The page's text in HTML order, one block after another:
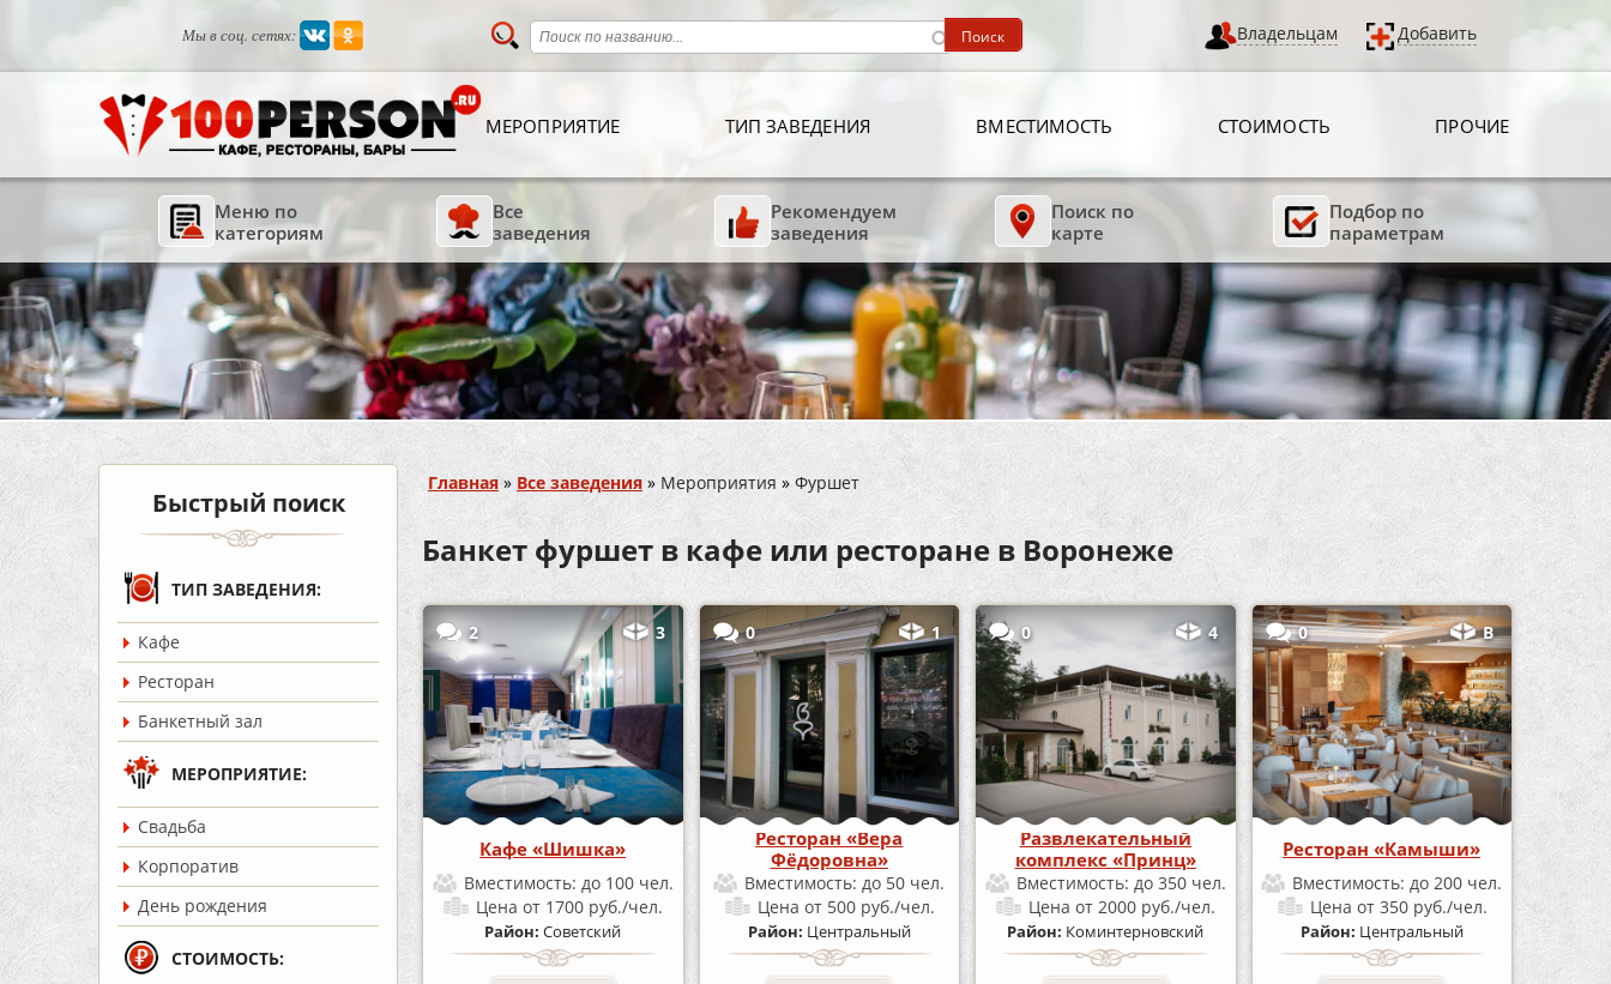
Мы в соц. сетях: Владельцам Добавить
МЕРОПРИЯТИЕ ТИП ЗАВЕДЕНИЯ ВМЕСТИМОСТЬ СТОИМОСТЬ ПРОЧИЕ
Меню по
категориям
Все
заведения
Рекомендуем
заведения
Поиск по
карте
Подбор по
параметрам
Быстрый поиск
ТИП ЗАВЕДЕНИЯ:
Кафе
Ресторан
Банкетный зал
МЕРОПРИЯТИЕ:
Cвадьба
Корпоратив
День рождения
СТОИМОСТЬ:
Вы здесь
Главная » Все заведения » Мероприятия » Фуршет
Банкет фуршет в кафе или ресторане в Воронеже
2 3
Кафе «Шишка»
Вместимость: до 100 чел.
Ценаот 1700 руб./чел.
Район:Советский
0 1
Ресторан «Вера
Фёдоровна»
Вместимость:до 50 чел.
Цена от 500 руб./чел.
Район: Центральный
0 4
Развлекательный
комплекс «Принц»
Вместимость: до 350 чел.
Ценаот 2000 руб./чел.
Район: Коминтерновский
0 В
Ресторан «Камыши»
Вместимость:до 200 чел.
Цена от 350 руб./чел.
Район: Центральный